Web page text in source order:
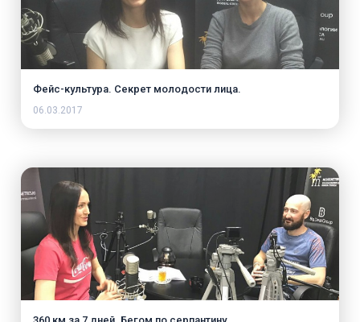
Фейс-культура. Секрет молодости лица.
06.03.2017